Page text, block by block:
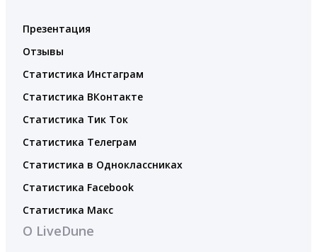
Презентация
Отзывы
Статистика Инстаграм
Статистика ВКонтакте
Статистика Тик Ток
Статистика Телеграм
Статистика в Одноклассниках
Статистика Facebook
Статистика Макс
О LiveDune